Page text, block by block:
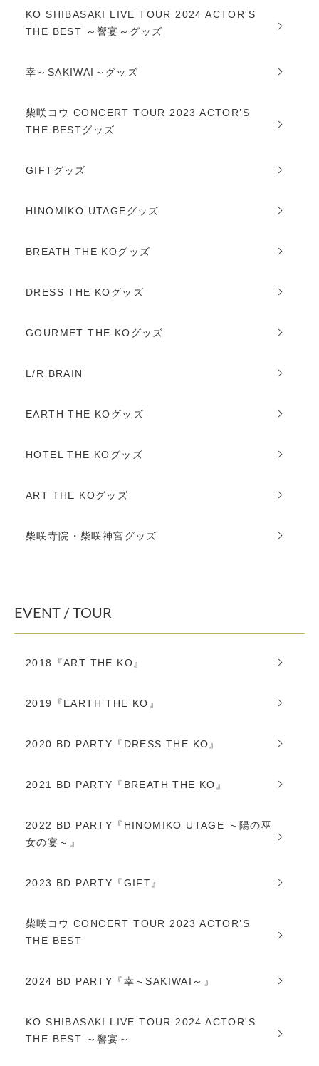
KO SHIBASAKI LIVE TOUR 2024 ACTOR'S
THE BEST ～響宴～グッズ
幸～SAKIWAI～グッズ
柴咲コウ CONCERT TOUR 2023 ACTOR’S
THE BESTグッズ
GIFTグッズ
HINOMIKO UTAGEグッズ
BREATH THE KOグッズ
DRESS THE KOグッズ
GOURMET THE KOグッズ
L/R BRAIN
EARTH THE KOグッズ
HOTEL THE KOグッズ
ART THE KOグッズ
柴咲寺院・柴咲神宮グッズ
EVENT / TOUR
2018『ART THE KO』
2019『EARTH THE KO』
2020 BD PARTY『DRESS THE KO』
2021 BD PARTY『BREATH THE KO』
2022 BD PARTY『HINOMIKO UTAGE ～陽の巫
女の宴～』
2023 BD PARTY『GIFT』
柴咲コウ CONCERT TOUR 2023 ACTOR’S
THE BEST
2024 BD PARTY『幸～SAKIWAI～』
KO SHIBASAKI LIVE TOUR 2024 ACTOR'S
THE BEST ～響宴～